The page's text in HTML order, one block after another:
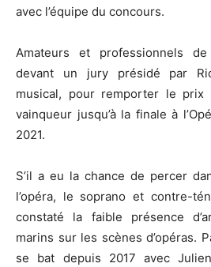
avec l’équipe du concours.
Amateurs et professionnels
devant un jury présidé par
musical, pour remporter le
vainqueur jusqu’à la finale à
2021.
S’il a eu la chance de percer
l’opéra, le soprano et contre-
constaté la faible présence
marins sur les scènes d’opéras.
se bat depuis 2017 avec